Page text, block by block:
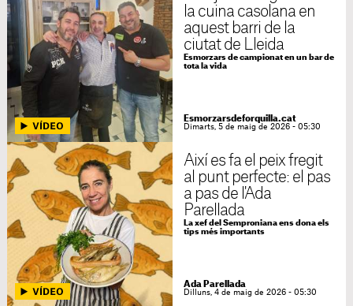
la cuina casolana en
aquest barri de la
ciutat de Lleida
Esmorzars de campionat en un bar de
tota la vida
Esmorzarsdeforquilla.cat
Dimarts, 5 de maig de 2026 - 05:30
Així es fa el peix fregit
al punt perfecte: el pas
a pas de l'Ada
Parellada
La xef del Semproniana ens dona els
tips més importants
Ada Parellada
Dilluns, 4 de maig de 2026 - 05:30